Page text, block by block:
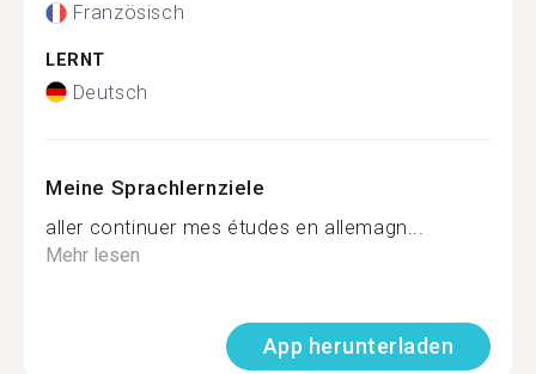
Französisch
LERNT
Deutsch
Meine Sprachlernziele
aller continuer mes études en allemagn...
Mehr lesen
App herunterladen